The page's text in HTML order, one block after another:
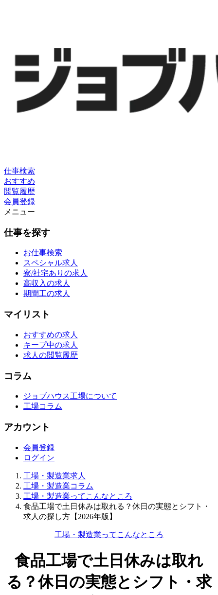
仕事検索
おすすめ
閲覧履歴
会員登録
メニュー
仕事を探す
お仕事検索
スペシャル求人
寮/社宅ありの求人
高収入の求人
期間工の求人
マイリスト
おすすめの求人
キープ中の求人
求人の閲覧履歴
コラム
ジョブハウス工場について
工場コラム
アカウント
会員登録
ログイン
工場・製造業求人
工場・製造業コラム
工場・製造業ってこんなところ
食品工場で土日休みは取れる？休日の実態とシフト・
求人の探し方【2026年版】
工場・製造業ってこんなところ
食品工場で土日休みは取れ
る？休日の実態とシフト・求